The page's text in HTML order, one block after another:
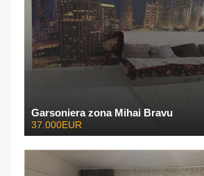
Garsoniera zona Mihai Bravu
37.000EUR